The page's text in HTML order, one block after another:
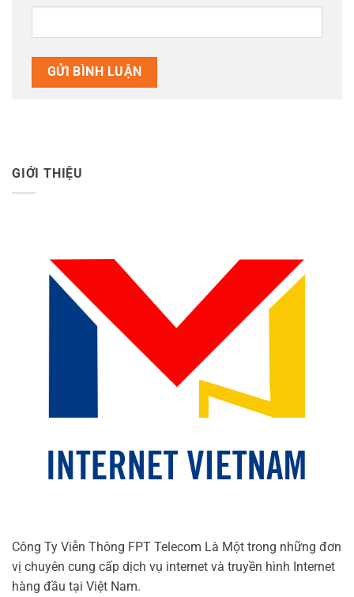
GIỚI THIỆU
Công Ty Viễn Thông FPT Telecom Là Một trong những đơn
vị chuyên cung cấp dịch vụ internet và truyền hình Internet
hàng đầu tại Việt Nam.